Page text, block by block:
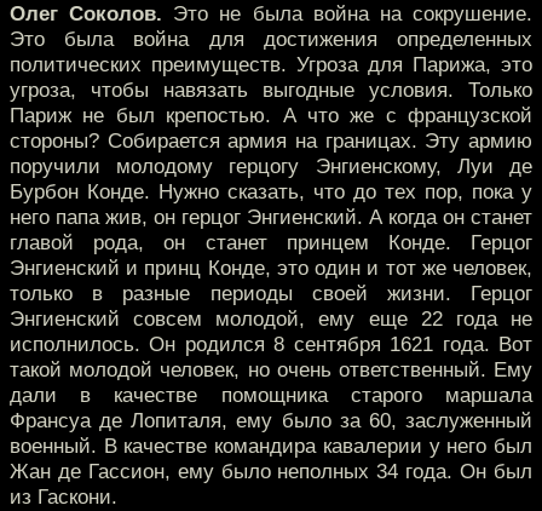
Олег Соколов. Это не была война на сокрушение.
Это была война для достижения определенных
политических преимуществ. Угроза для Парижа, это
угроза, чтобы навязать выгодные условия. Только
Париж не был крепостью. А что же с французской
стороны? Собирается армия на границах. Эту армию
поручили молодому герцогу Энгиенскому, Луи де
Бурбон Конде. Нужно сказать, что до тех пор, пока у
него папа жив, он герцог Энгиенский. А когда он станет
главой рода, он станет принцем Конде. Герцог
Энгиенский и принц Конде, это один и тот же человек,
только в разные периоды своей жизни. Герцог
Энгиенский совсем молодой, ему еще 22 года не
исполнилось. Он родился 8 сентября 1621 года. Вот
такой молодой человек, но очень ответственный. Ему
дали в качестве помощника старого маршала
Франсуа де Лопиталя, ему было за 60, заслуженный
военный. В качестве командира кавалерии у него был
Жан де Гассион, ему было неполных 34 года. Он был
из Гаскони.